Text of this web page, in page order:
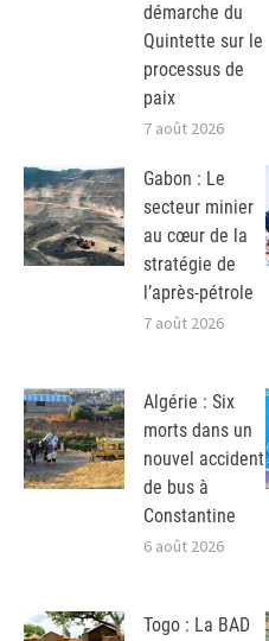
démarche du
Quintette sur le
processus de
paix
7 août 2026
Gabon : Le
secteur minier
au cœur de la
stratégie de
l’après-pétrole
7 août 2026
Algérie : Six
morts dans un
nouvel accident
de bus à
Constantine
6 août 2026
Togo : La BAD